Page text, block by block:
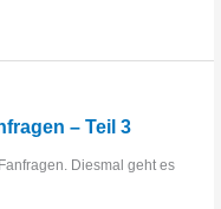
– Teil 3
Diesmal geht es